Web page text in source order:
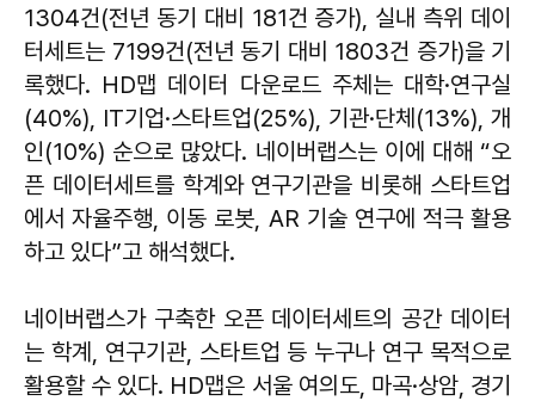
1304건(전년 동기 대비 181건 증가), 실내 측위 데이
터세트는 7199건(전년 동기 대비 1803건 증가)을 기
록했다. HD맵 데이터 다운로드 주체는 대학·연구실
(40%), IT기업·스타트업(25%), 기관·단체(13%), 개
인(10%) 순으로 많았다. 네이버랩스는 이에 대해 “오
픈 데이터세트를 학계와 연구기관을 비롯해 스타트업
에서 자율주행, 이동 로봇, AR 기술 연구에 적극 활용
하고 있다”고 해석했다.
네이버랩스가 구축한 오픈 데이터세트의 공간 데이터
는 학계, 연구기관, 스타트업 등 누구나 연구 목적으로
활용할 수 있다. HD맵은 서울 여의도, 마곡·상암, 경기